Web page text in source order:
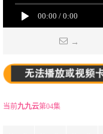
→
当前九九云第04集